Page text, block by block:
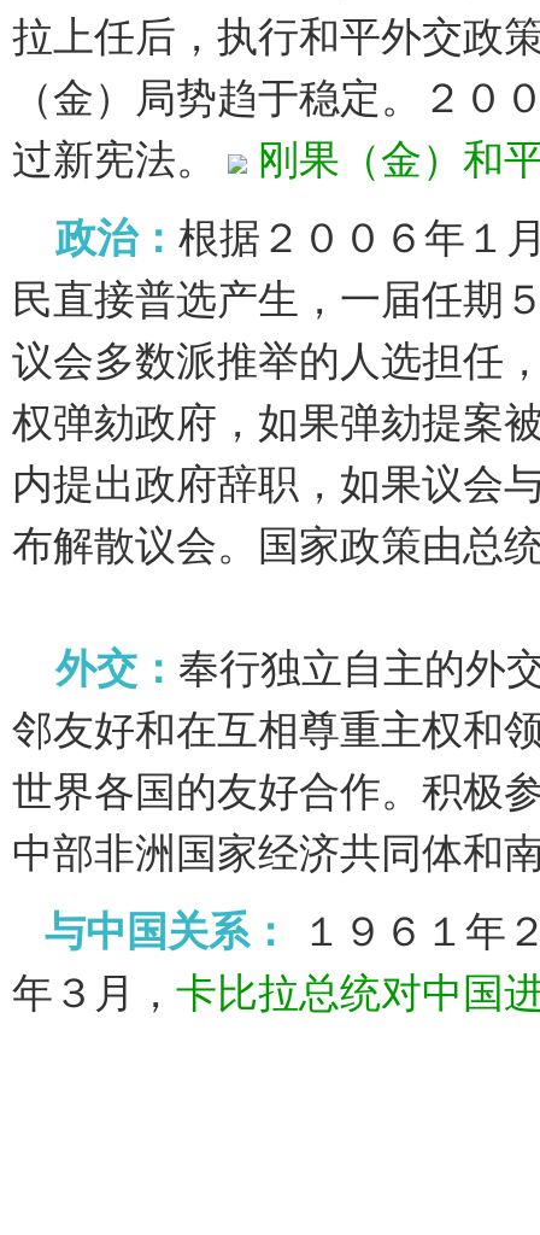
拉上任后，执行和平外交政
（金）局势趋于稳定。２０
过新宪法。
刚果（金）和
政治： 根据２００６年１
民直接普选产生，一届任期
议会多数派推举的人选担任
权弹劾政府，如果弹劾提案
内提出政府辞职，如果议会
布解散议会。国家政策由总
外交： 奉行独立自主的外
邻友好和在互相尊重主权和
世界各国的友好合作。积极
中部非洲国家经济共同体和
与中国关系：
１９６１年
年３月， 卡比拉总统对中国